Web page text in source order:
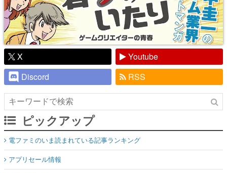
X
Youtube
Discord
RSS
ピックアップ
電ファミのいま読まれている記事ランキング
アプリセール情報